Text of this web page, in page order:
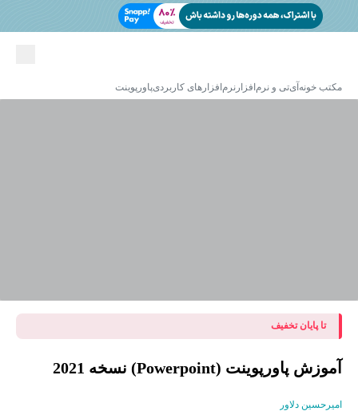
مکتب خونه آی‌تی و نرم‌افزار نرم‌افزارهای کاربردیپاورپوینت
تا پایان تخفیف
آموزش پاورپوینت (Powerpoint) نسخه 2021
امیرحسین دلاور